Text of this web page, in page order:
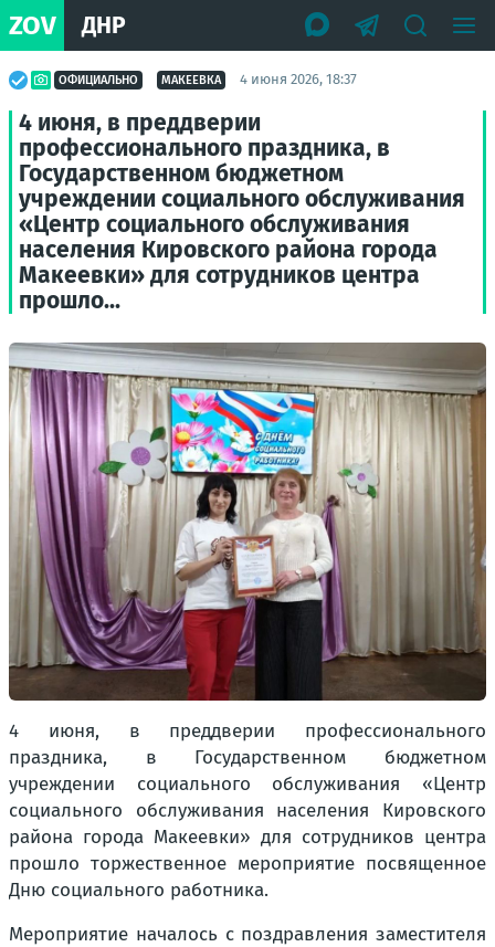
ZOV ДНР
ОФИЦИАЛЬНО МАКЕЕВКА 4 июня 2026, 18:37
4 июня, в преддверии
профессионального праздника, в
Государственном бюджетном
учреждении социального обслуживания
«Центр социального обслуживания
населения Кировского района города
Макеевки» для сотрудников центра
прошло...
4 июня, в преддверии профессионального
праздника, в Государственном бюджетном
учреждении социального обслуживания «Центр
социального обслуживания населения Кировского
района города Макеевки» для сотрудников центра
прошло торжественное мероприятие посвященное
Дню социального работника.
Мероприятие началось с поздравления заместителя